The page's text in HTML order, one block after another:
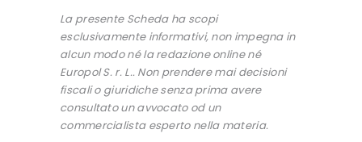
La presente Scheda ha scopi
esclusivamente informativi, non impegna in
alcun modo né la redazione online né
Europol S. r. L.. Non prendere mai decisioni
fiscali o giuridiche senza prima avere
consultato un avvocato od un
commercialista esperto nella materia.